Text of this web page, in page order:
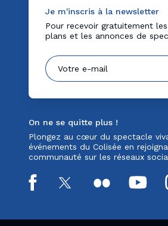
Je m'inscris à la newsletter
Pour recevoir gratuitement
plans et les annonces de
On ne se quitte plus !
Plongez au cœur du spectacle
événements du Colisée en
communauté sur les réseaux